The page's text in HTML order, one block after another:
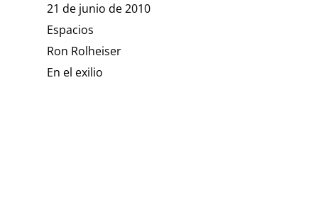
21 de junio de 2010
Espacios
Ron Rolheiser
En el exilio